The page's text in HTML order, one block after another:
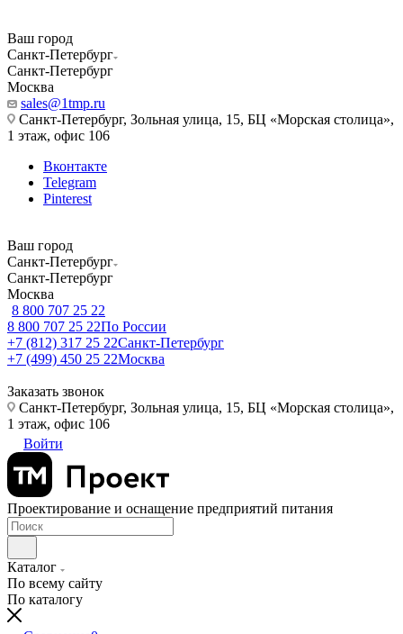
Ваш город
Санкт-Петербург
Санкт-Петербург
Москва
sales@1tmp.ru
Санкт-Петербург, Зольная улица, 15, БЦ «Морская столица»,
1 этаж, офис 106
Вконтакте
Telegram
Pinterest
Ваш город
Санкт-Петербург
Санкт-Петербург
Москва
8 800 707 25 22
8 800 707 25 22По России
+7 (812) 317 25 22Санкт-Петербург
+7 (499) 450 25 22Москва
Заказать звонок
Санкт-Петербург, Зольная улица, 15, БЦ «Морская столица»,
1 этаж, офис 106
Войти
Проектирование и оснащение предприятий питания
Каталог
По всему сайту
По каталогу